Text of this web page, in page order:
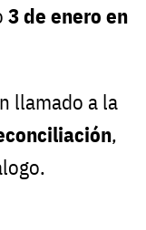
3 de enero en
llamado a la
,